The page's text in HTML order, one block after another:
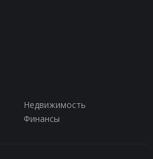
Недвижимость
Финансы